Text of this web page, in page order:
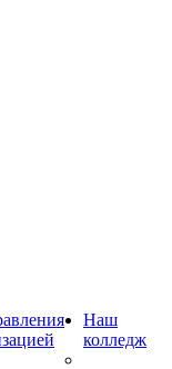
Наш
колледж